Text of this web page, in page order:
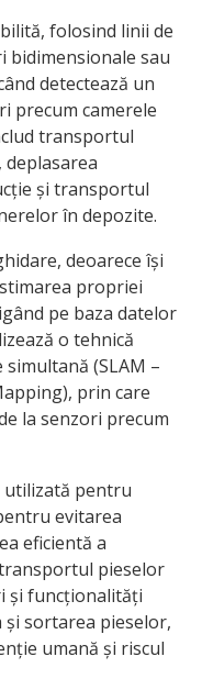
folosind linii de
bidimensionale sau
detectează un
precum camerele
transportul
și transportul
în depozite.
deoarece își
propriei
pe baza datelor
o tehnică
(SLAM –
prin care
la senzori precum
utilizată pentru
evitarea
eficientă a
pieselor
și funcționalități
sortarea pieselor,
umană și riscul